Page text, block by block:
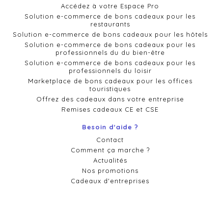
Accédez à votre Espace Pro
Solution e-commerce de bons cadeaux pour les
restaurants
Solution e-commerce de bons cadeaux pour les hôtels
Solution e-commerce de bons cadeaux pour les
professionnels du du bien-être
Solution e-commerce de bons cadeaux pour les
professionnels du loisir
Marketplace de bons cadeaux pour les offices
touristiques
Offrez des cadeaux dans votre entreprise
Remises cadeaux CE et CSE
Besoin d'aide ?
Contact
Comment ça marche ?
Actualités
Nos promotions
Cadeaux d'entreprises